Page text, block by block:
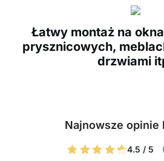
Łatwy montaż na
prysznicowych,
drzwiami
Najnowsze opinie
4.5 / 5